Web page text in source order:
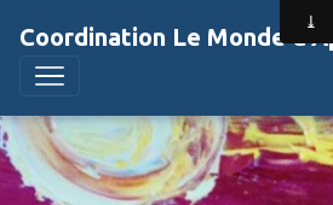
Coordination Le Monde